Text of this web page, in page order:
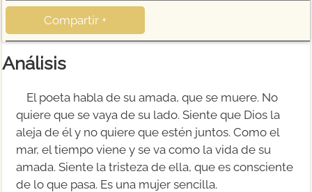
Compartir +
Análisis
El poeta habla de su amada, que se muere. No
quiere que se vaya de su lado. Siente que Dios la
aleja de él y no quiere que estén juntos. Como el
mar, el tiempo viene y se va como la vida de su
amada. Siente la tristeza de ella, que es consciente
de lo que pasa. Es una mujer sencilla.